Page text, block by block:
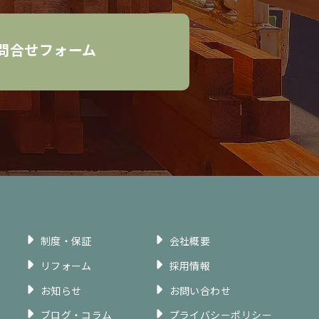
合せフォーム
制度・保証
リフォーム
お知らせ
ブログ・コラム
会社概要
採用情報
お問い合わせ
プライバシーポリシー